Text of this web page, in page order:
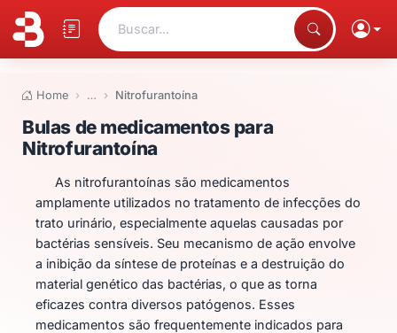
Buscar...
Home … Nitrofurantoína
Bulas de medicamentos para
Bulas de medicamentos para
Nitrofurantoína
As nitrofurantoínas são medicamentos
amplamente utilizados no tratamento de infecções do
trato urinário, especialmente aquelas causadas por
bactérias sensíveis. Seu mecanismo de ação envolve
a inibição da síntese de proteínas e a destruição do
material genético das bactérias, o que as torna
eficazes contra diversos patógenos. Esses
medicamentos são frequentemente indicados para